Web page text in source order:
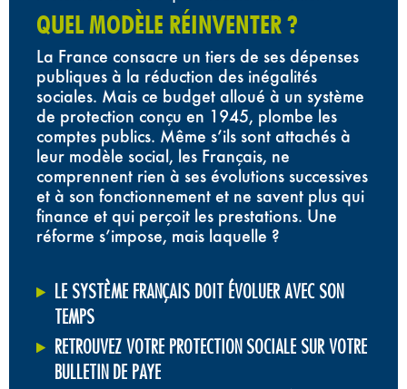
QUEL MODÈLE RÉINVENTER ?
La France consacre un tiers de ses dépenses
publiques à la réduction des inégalités
sociales. Mais ce budget alloué à un système
de protection conçu en 1945, plombe les
comptes publics. Même s’ils sont attachés à
leur modèle social, les Français, ne
comprennent rien à ses évolutions successives
et à son fonctionnement et ne savent plus qui
finance et qui perçoit les prestations. Une
réforme s’impose, mais laquelle ?
LE SYSTÈME FRANÇAIS DOIT ÉVOLUER AVEC SON
TEMPS
RETROUVEZ VOTRE PROTECTION SOCIALE SUR VOTRE
BULLETIN DE PAYE